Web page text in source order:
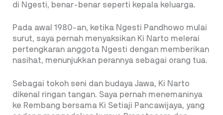
di Ngesti, benar-benar seperti kepala keluarga.
Pada awal 1980-an, ketika Ngesti Pandhowo mulai
surut, saya pernah menyaksikan Ki Narto melerai
pertengkaran anggota Ngesti dengan memberikan
nasihat, menunjukkan perannya sebagai orang tua.
Sebagai tokoh seni dan budaya Jawa, Ki Narto
dikenal ringan tangan. Saya pernah menemaninya
ke Rembang bersama Ki Setiaji Pancawijaya, yang